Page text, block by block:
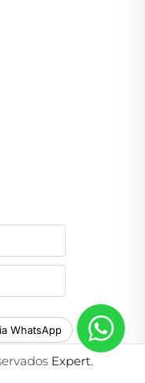
WhatsApp
Expert.